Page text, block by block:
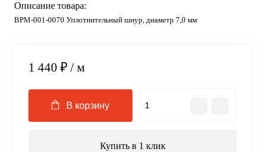
Описание товара:
ВРМ-001-0070 Уплотнительный шнур, диаметр 7,0 мм
1 440 ₽ / м
В корзину
Купить в 1 клик